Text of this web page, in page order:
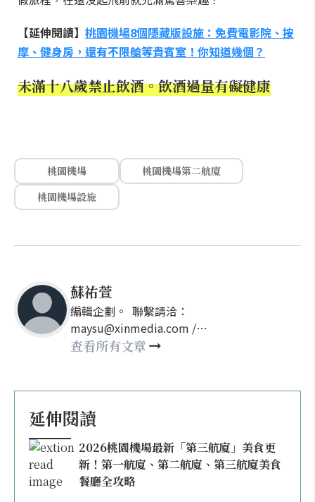
【延伸閱讀】 桃園機場8個隱藏版設施：免費電影院、按
摩、健身房，還有不限艙等貴賓室！你知道幾個？
未滿十八歲禁止飲酒。飲酒過量有礙健康
桃園機場
桃園機場第二航廈
桃園機場設施
蘇祐萱
編輯企劃。 聯繫請洽：
maysu@xinmedia.com /
may860527@gmail.com
查看所有文章
延伸閱讀
2026桃園機場最新「第三航廈」美食更
新！第一航廈、第二航廈、第三航廈美食
餐廳全攻略